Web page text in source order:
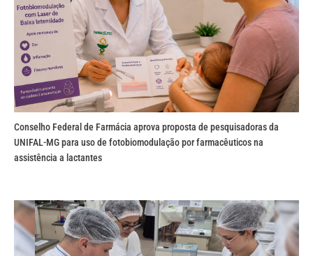
Conselho Federal de Farmácia aprova proposta de pesquisadoras da
UNIFAL-MG para uso de fotobiomodulação por farmacêuticos na
assistência a lactantes